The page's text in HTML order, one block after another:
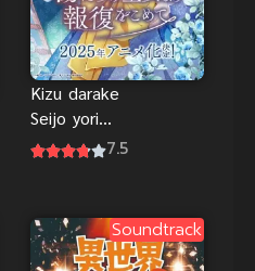
Kizu darake
Seijo yori
Houfuku wo
เป็นนางร้าย
7.5
Soundtrack